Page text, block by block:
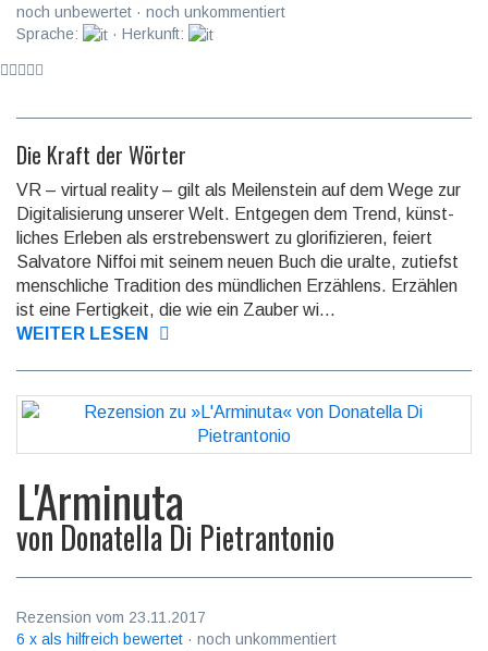
noch unbewertet · noch unkommentiert
Sprache:
· Herkunft:
Die Kraft der Wörter
VR – virtual reality – gilt als Meilenstein auf dem Wege zur
Digitalisierung unserer Welt. Entgegen dem Trend, künst­
liches Erleben als erstrebens­wert zu glorifi­zieren, feiert
Salvatore Niffoi mit seinem neuen Buch die uralte, zutiefst
menschliche Tradition des münd­lichen Erzählens. Erzählen
ist eine Fertigkeit, die wie ein Zauber wi...
WEITER LESEN
L'Arminuta
von Donatella Di Pietrantonio
Rezension vom 23.11.2017
6 x als hilfreich bewertet · noch unkommentiert